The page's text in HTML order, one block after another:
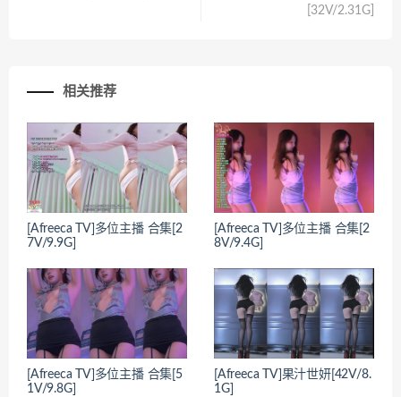
[32V/2.31G]
相关推荐
[Afreeca TV]多位主播 合集[2
7V/9.9G]
[Afreeca TV]多位主播 合集[2
8V/9.4G]
[Afreeca TV]多位主播 合集[5
1V/9.8G]
[Afreeca TV]果汁世妍[42V/8.
1G]